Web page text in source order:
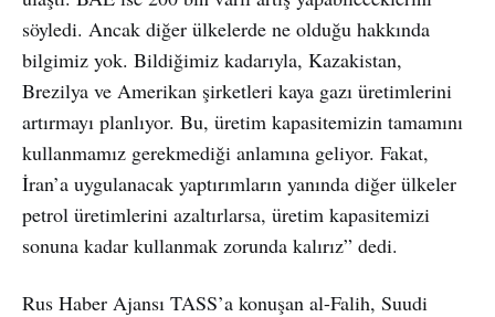
söyledi. Ancak diğer ülkelerde ne olduğu hakkında
bilgimiz yok. Bildiğimiz kadarıyla, Kazakistan,
Brezilya ve Amerikan şirketleri kaya gazı üretimlerini
artırmayı planlıyor. Bu, üretim kapasitemizin tamamını
kullanmamız gerekmediği anlamına geliyor. Fakat,
İran’a uygulanacak yaptırımların yanında diğer ülkeler
petrol üretimlerini azaltırlarsa, üretim kapasitemizi
sonuna kadar kullanmak zorunda kalırız” dedi.
Rus Haber Ajansı TASS’a konuşan al-Falih, Suudi